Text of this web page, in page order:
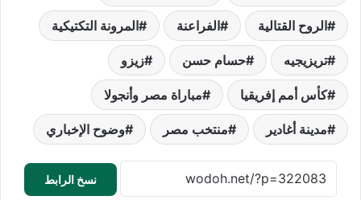
الروح القتالية الفراعنة المرونة التكتيكية
تريزيجيه حسام حسن زيزو
كأس أمم إفريقيا مباراة مصر وأنجولا
مدينة أغادير منتخب مصر وضوح الإخباري
نسخ الرابط